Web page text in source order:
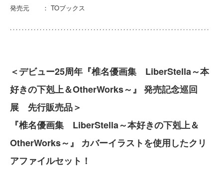
発売元 ： TOブックス
＜デビュー25周年『椎名優画集 LiberStella～本
好きの下剋上＆OtherWorks～』 発売記念巡回
展 先行販売品＞
『椎名優画集 LiberStella～本好きの下剋上＆
OtherWorks～』 カバーイラストを使用したクリ
アファイルセット！